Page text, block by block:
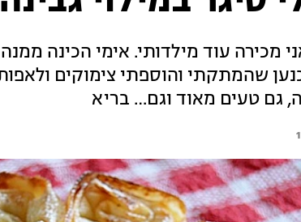
מכירה עוד מילדותי. אימי הכינה
שהמתקתי והוספתי צימוקים
גם טעים מאוד וגם… בריא